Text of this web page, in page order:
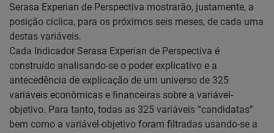
Serasa Experian de Perspectiva mostrarão, justamente, a
posição cíclica, para os próximos seis meses, de cada uma
destas variáveis.
Cada Indicador Serasa Experian de Perspectiva é
construído analisando-se o poder explicativo e a
antecedência de explicação de um universo de 325
variáveis econômicas e financeiras sobre a variável-
objetivo. Para tanto, todas as 325 variáveis “candidatas”
bem como a variável-objetivo foram filtradas usando-se a